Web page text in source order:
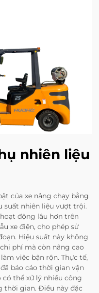
nhiên liệu
của xe nâng chạy bằng
suất nhiên liệu vượt trội.
động lâu hơn trên
xe điện, cho phép sử
Hiệu suất này không
phí mà còn nâng cao
việc bận rộn. Thực tế,
báo cáo thời gian vận
có thể xử lý nhiều công
gian. Điều này đặc